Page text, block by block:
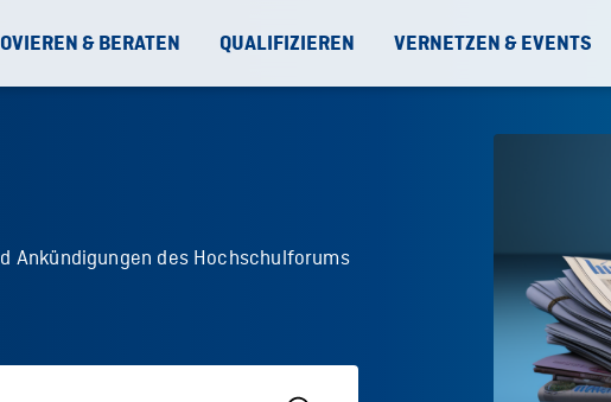
& BERATEN QUALIFIZIEREN VERNETZEN & EVENTS
Ankündigungen des Hochschulforums